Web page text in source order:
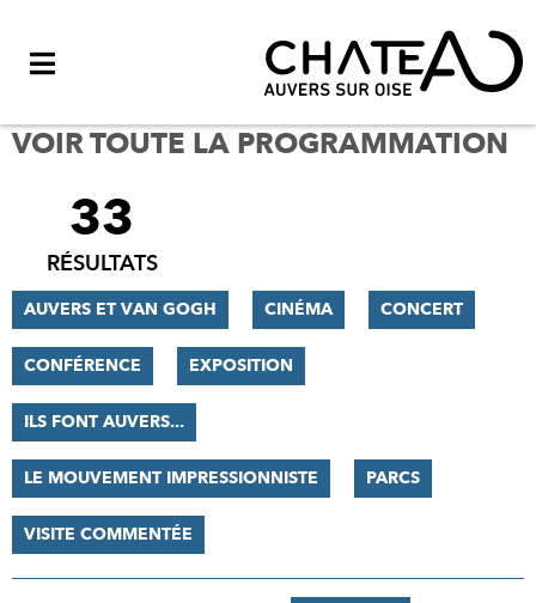
VOIR TOUTE LA PROGRAMMATION
FILTRER
RÉSULTATS
33
RÉSULTATS
AUVERS ET VAN GOGH CINÉMA CONCERT
CONFÉRENCE EXPOSITION
ILS FONT AUVERS...
LE MOUVEMENT IMPRESSIONNISTE PARCS
VISITE COMMENTÉE